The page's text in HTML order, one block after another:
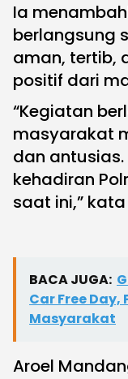
Ia
berlangsung
aman, tertib,
positif dari
“Kegiatan
masyarakat
dan
kehadiran
saat ini,”
BACA JUGA:
Car Free Day,
Masyarakat
Aroel